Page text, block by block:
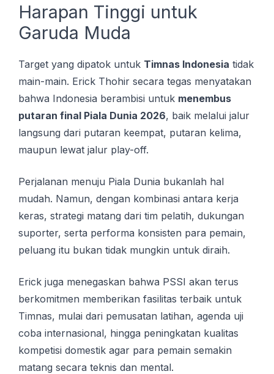
Harapan Tinggi untuk
Garuda Muda
Target yang dipatok untuk Timnas Indonesia tidak
main-main. Erick Thohir secara tegas menyatakan
bahwa Indonesia berambisi untuk menembus
putaran final Piala Dunia 2026, baik melalui jalur
langsung dari putaran keempat, putaran kelima,
maupun lewat jalur play-off.
Perjalanan menuju Piala Dunia bukanlah hal
mudah. Namun, dengan kombinasi antara kerja
keras, strategi matang dari tim pelatih, dukungan
suporter, serta performa konsisten para pemain,
peluang itu bukan tidak mungkin untuk diraih.
Erick juga menegaskan bahwa PSSI akan terus
berkomitmen memberikan fasilitas terbaik untuk
Timnas, mulai dari pemusatan latihan, agenda uji
coba internasional, hingga peningkatan kualitas
kompetisi domestik agar para pemain semakin
matang secara teknis dan mental.